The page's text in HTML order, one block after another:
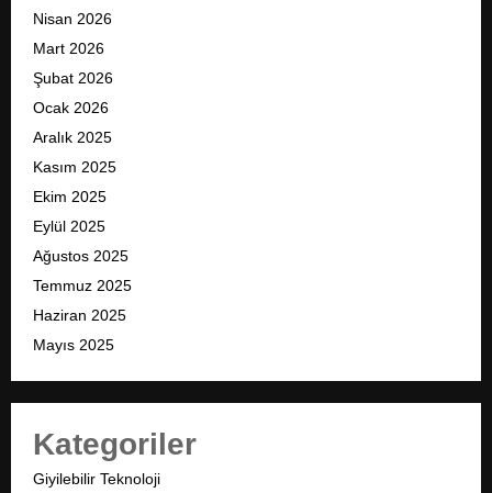
Nisan 2026
Mart 2026
Şubat 2026
Ocak 2026
Aralık 2025
Kasım 2025
Ekim 2025
Eylül 2025
Ağustos 2025
Temmuz 2025
Haziran 2025
Mayıs 2025
Kategoriler
Giyilebilir Teknoloji